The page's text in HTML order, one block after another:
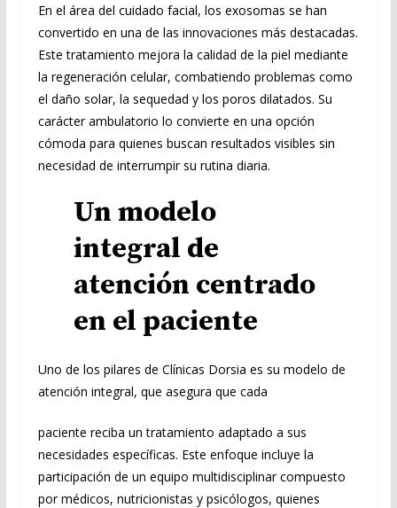
En el área del cuidado facial, los exosomas se han
convertido en una de las innovaciones más destacadas.
Este tratamiento mejora la calidad de la piel mediante
la regeneración celular, combatiendo problemas como
el daño solar, la sequedad y los poros dilatados. Su
carácter ambulatorio lo convierte en una opción
cómoda para quienes buscan resultados visibles sin
necesidad de interrumpir su rutina diaria.
Un modelo
integral de
atención centrado
en el paciente
Uno de los pilares de Clínicas Dorsia es su modelo de
atención integral, que asegura que cada
paciente reciba un tratamiento adaptado a sus
necesidades específicas. Este enfoque incluye la
participación de un equipo multidisciplinar compuesto
por médicos, nutricionistas y psicólogos, quienes